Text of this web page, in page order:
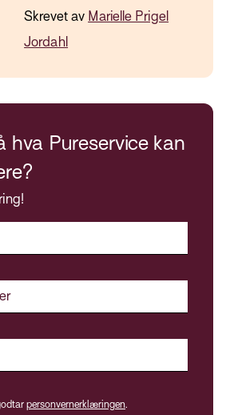
Skrevet av Marielle Prigel
Jordahl
hva Pureservice kan
personvernerklæringen.